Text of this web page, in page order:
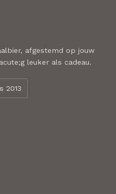
afgestemd op jouw
leuker als cadeau.
2013